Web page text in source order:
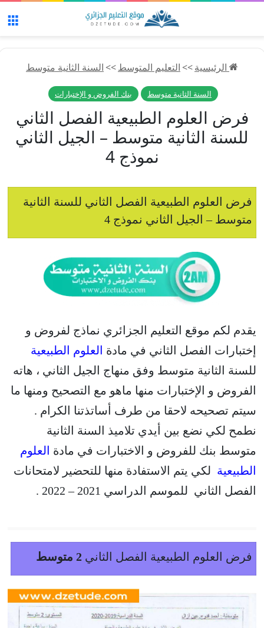
الرئيسية>>التعليم المتوسط>>السنة الثانية متوسط
السنة الثانية متوسط بنك الفروض و الإختبارات
فرض العلوم الطبيعية الفصل الثاني
للسنة الثانية متوسط – الجيل الثاني
نموذج 4
فرض العلوم الطبيعية الفصل الثاني للسنة الثانية
متوسط – الجيل الثاني نموذج 4
يقدم لكم موقع التعليم الجزائري نماذج لفروض و
إختبارات الفصل الثاني في مادة العلوم الطبيعية
للسنة الثانية متوسط وفق منهاج الجيل الثاني ، هاته
الفروض و الإختبارات منها ماهو مع التصحيح ومنها ما
سيتم تصحيحه لاحقا من طرف أساتذتنا الكرام .
نطمح لكي نضع بين أيدي تلاميذ السنة الثانية
متوسط بنك للفروض و الاختبارات في مادة العلوم
الطبيعية لكي يتم الاستفادة منها للتحضير لامتحانات
الفصل الثاني للموسم الدراسي 2021 – 2022 .
فرض العلوم الطبيعية الفصل الثاني 2 متوسط